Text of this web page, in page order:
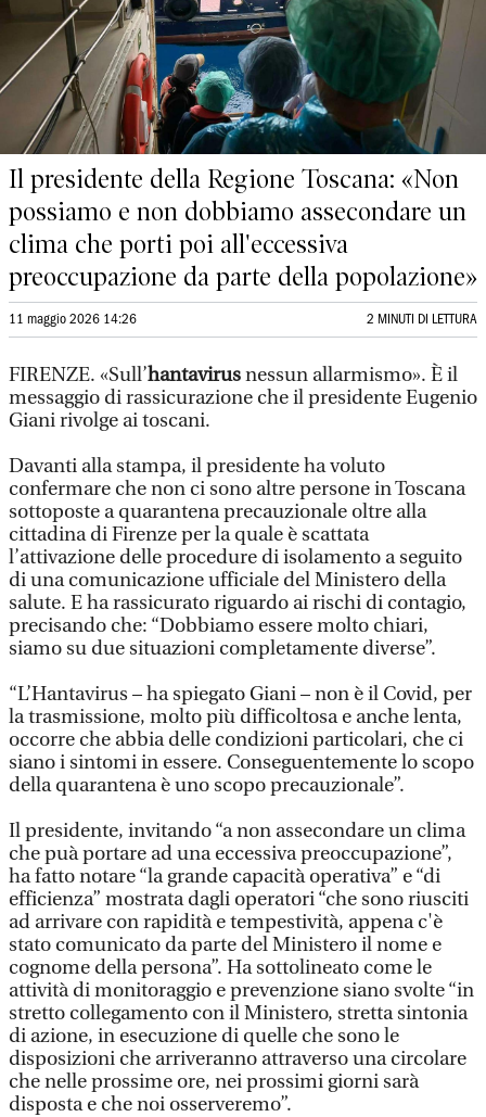
Il presidente della Regione Toscana: «Non
possiamo e non dobbiamo assecondare un
clima che porti poi all'eccessiva
preoccupazione da parte della popolazione»
11 maggio 2026 14:26 2 MINUTI DI LETTURA
FIRENZE. «Sull’hantavirusnessun allarmismo». È il
messaggio di rassicurazione che il presidente Eugenio
Giani rivolge ai toscani.
Davanti alla stampa, il presidente ha voluto
confermare che non ci sono altre persone in Toscana
sottoposte a quarantena precauzionale oltre alla
cittadina di Firenze per la quale è scattata
l’attivazione delle procedure di isolamento a seguito
di una comunicazione ufficiale del Ministero della
salute. E ha rassicurato riguardo ai rischi di contagio,
precisando che: “Dobbiamo essere molto chiari,
siamo su due situazioni completamente diverse”.
“L’Hantavirus – ha spiegato Giani – non è il Covid, per
la trasmissione, molto più difficoltosa e anche lenta,
occorre che abbia delle condizioni particolari, che ci
siano i sintomi in essere. Conseguentemente lo scopo
della quarantena è uno scopo precauzionale”.
Il presidente, invitando “a non assecondare un clima
che puà portare ad una eccessiva preoccupazione”,
ha fatto notare “la grande capacità operativa” e “di
efficienza” mostrata dagli operatori “che sono riusciti
ad arrivare con rapidità e tempestività, appena c'è
stato comunicato da parte del Ministero il nome e
cognome della persona”. Ha sottolineato come le
attività di monitoraggio e prevenzione siano svolte “in
stretto collegamento con il Ministero, stretta sintonia
di azione, in esecuzione di quelle che sono le
disposizioni che arriveranno attraverso una circolare
che nelle prossime ore, nei prossimi giorni sarà
disposta e che noi osserveremo”.